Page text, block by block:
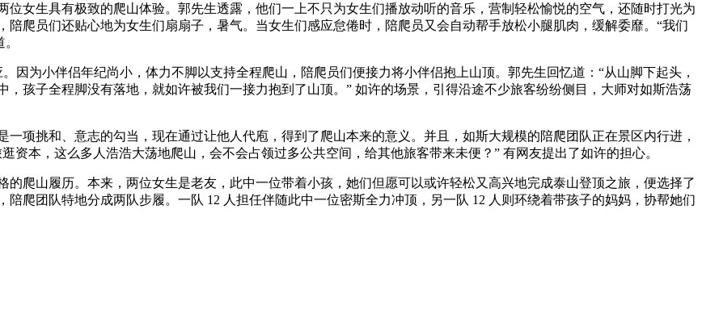
生具有极致的爬山体验。郭先生透露，他们一上不只为女生们播放动听的音乐，营制轻松愉悦的空气，还随时打光为
爬员们还贴心地为女生们扇扇子，暑气。当女生们感应怠倦时，陪爬员又会自动帮手放松小腿肌肉，缓解委靡。“我们
为小伴侣年纪尚小，体力不脚以支持全程爬山，陪爬员们便接力将小伴侣抱上山顶。郭先生回忆道：“从山脚下起头，
孩子全程脚没有落地，就如许被我们一接力抱到了山顶。” 如许的场景，引得沿途不少旅客纷纷侧目，大师对如斯浩荡
挑和、意志的勾当，现在通过让他人代庖，得到了爬山本来的意义。并且，如斯大规模的陪爬团队正在景区内行进，
资本，这么多人浩浩大荡地爬山，会不会占领过多公共空间，给其他旅客带来未便？” 有网友提出了如许的担心。
山履历。本来，两位女生是老友，此中一位带着小孩，她们但愿可以或许轻松又高兴地完成泰山登顶之旅，便选择了
爬团队特地分成两队步履。一队 12 人担任伴随此中一位密斯全力冲顶，另一队 12 人则环绕着带孩子的妈妈，协帮她们